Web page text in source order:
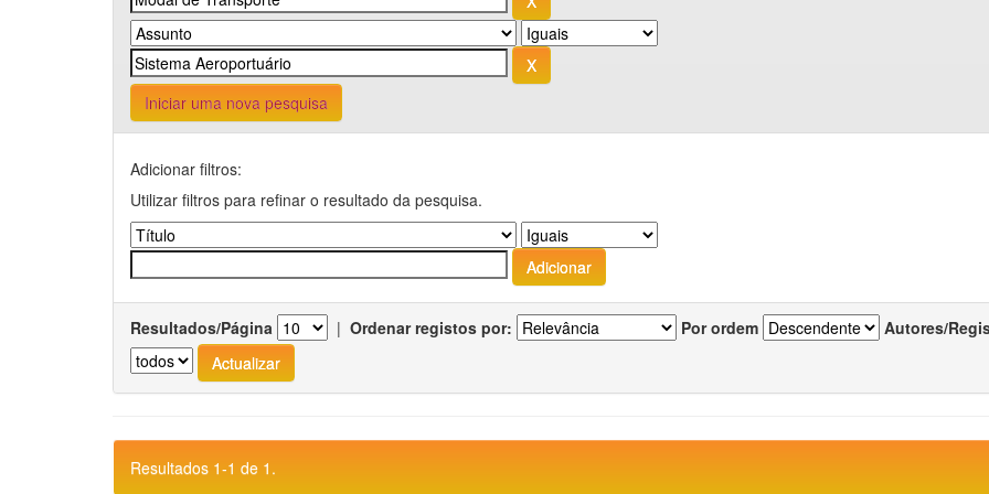
Iniciar uma nova pesquisa
Adicionar filtros:
Utilizar filtros para refinar o resultado da pesquisa.
Resultados/Página | Ordenar registos por: Por ordem Autores/
Resultados 1-1 de 1.